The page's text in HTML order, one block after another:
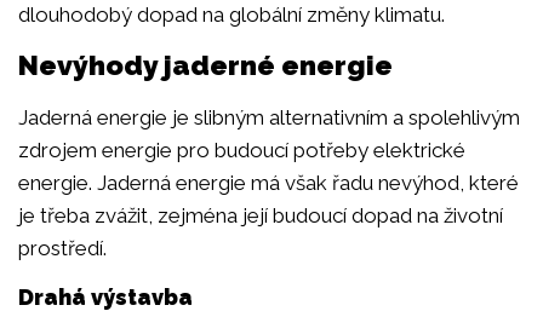
dlouhodobý dopad na globální změny klimatu.
Nevýhody jaderné energie
Jaderná energie je slibným alternativním a spolehlivým
zdrojem energie pro budoucí potřeby elektrické
energie. Jaderná energie má však řadu nevýhod, které
je třeba zvážit, zejména její budoucí dopad na životní
prostředí.
Drahá výstavba